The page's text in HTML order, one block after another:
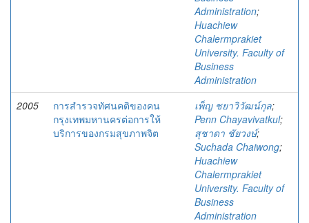
Administration;
Huachiew
Chalermprakiet
University. Faculty of
Business
Administration
2005
การสำรวจทัศนคติของคน
กรุงเทพมหานครต่อการให้
บริการของกรมสุขภาพจิต
เพ็ญ ชยาวิวัฒน์กุล;
Penn Chayavivatkul;
สุชาดา ชัยวงษ์;
Suchada Chaiwong;
Huachiew
Chalermprakiet
University. Faculty of
Business
Administration